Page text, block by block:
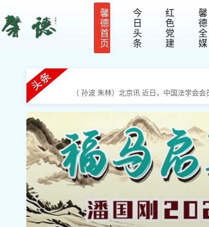
馨
德
首
页
今
日
头
条
红
色
党
建
馨
德
全
媒
（ 孙波 朱林）北京讯 近日，中国法学会
律师葛树春（春树律师）是中华全国律师
等多部维权类畅销书籍。春树律师为人热